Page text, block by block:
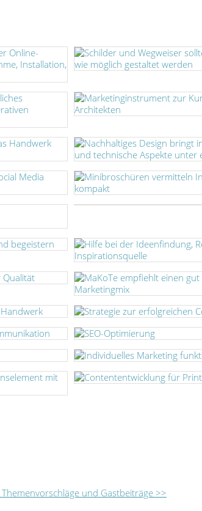
und Gastbeiträge >>